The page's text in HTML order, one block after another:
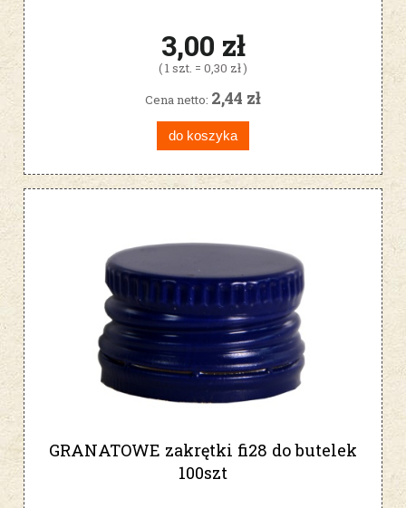
3,00 zł
( 1 szt. = 0,30 zł )
Cena netto: 2,44 zł
do koszyka
GRANATOWE zakrętki fi28 do butelek
100szt